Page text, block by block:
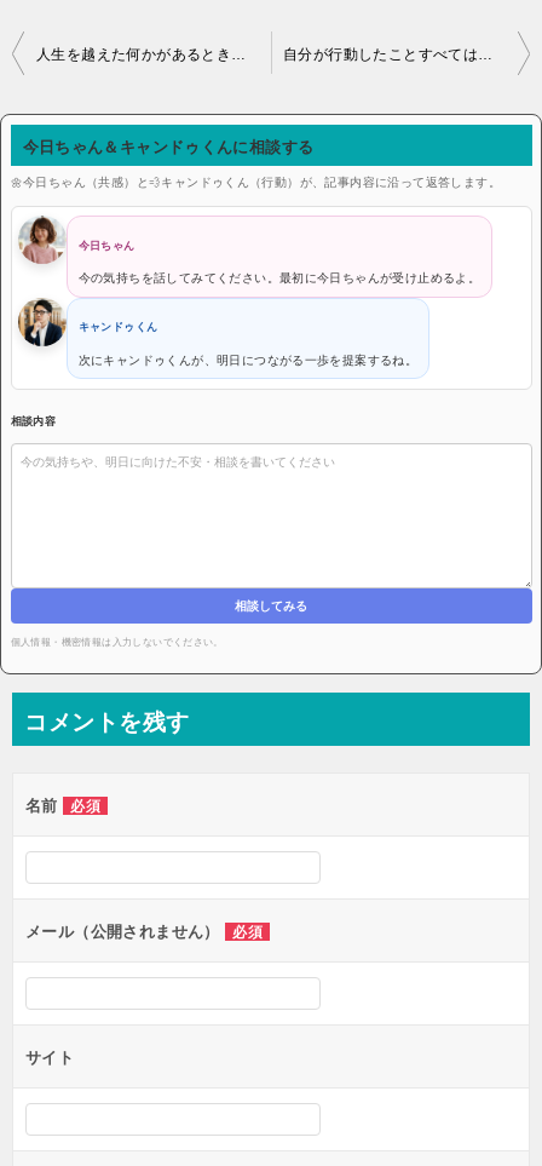
投稿ナビゲーション 人生を越えた何かがあるとき、人生は美しくなる。 自分が行動したことすべては取るに足らないことかもしれない。しかし、行動したというそのことが重要な
今日ちゃん＆キャンドゥくんに相談する
🌼今日ちゃん（共感）と💨キャンドゥくん（行動）が、記事内容に沿って返答します。
今日ちゃん
今の気持ちを話してみてください。最初に今日ちゃんが受け止めるよ。
キャンドゥくん
次にキャンドゥくんが、明日につながる一歩を提案するね。
相談内容
相談してみる
個人情報・機密情報は入力しないでください。
コメントを残す
名前 必須
メール（公開されません） 必須
サイト